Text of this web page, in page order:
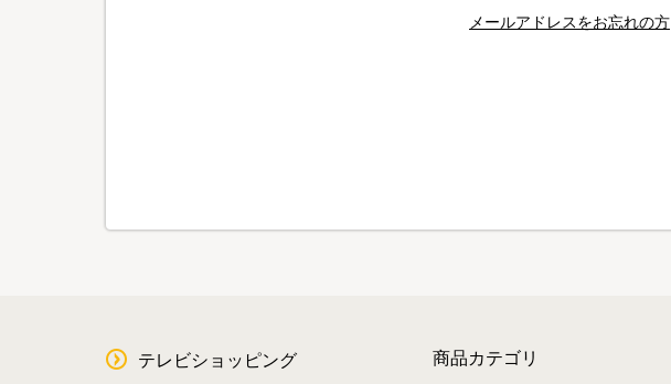
メールアドレスをお忘れの方
テレビショッピング 商品カテゴリ